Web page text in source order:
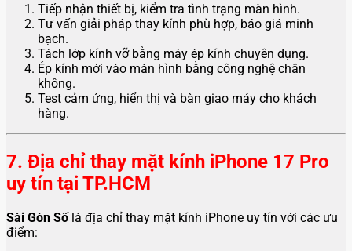
Tiếp nhận thiết bị, kiểm tra tình trạng màn hình.
Tư vấn giải pháp thay kính phù hợp, báo giá minh
bạch.
Tách lớp kính vỡ bằng máy ép kính chuyên dụng.
Ép kính mới vào màn hình bằng công nghệ chân
không.
Test cảm ứng, hiển thị và bàn giao máy cho khách
hàng.
7. Địa chỉ thay mặt kính iPhone 17 Pro
uy tín tại TP.HCM
Sài Gòn Sốlà địa chỉ thay mặt kính iPhone uy tín với các ưu
điểm: